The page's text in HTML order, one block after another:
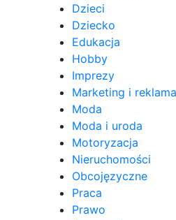
Dzieci
Dziecko
Edukacja
Hobby
Imprezy
Marketing i reklama
Moda
Moda i uroda
Motoryzacja
Nieruchomości
Obcojęzyczne
Praca
Prawo